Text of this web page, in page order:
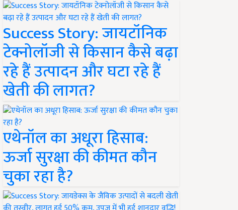
Success Story: जायटॉनिक
टेक्नोलॉजी से किसान कैसे बढ़ा
रहे हैं उत्पादन और घटा रहे हैं
खेती की लागत?
एथेनॉल का अधूरा हिसाब:
ऊर्जा सुरक्षा की कीमत कौन
चुका रहा है?